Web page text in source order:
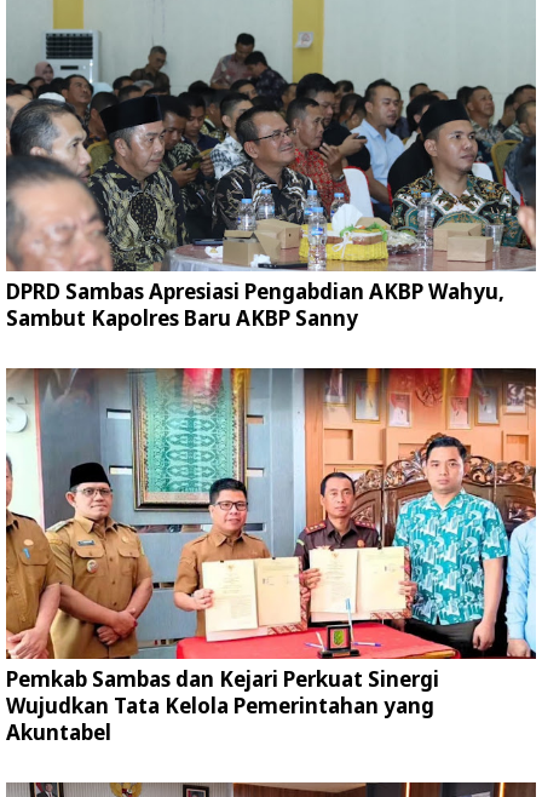
DPRD Sambas Apresiasi Pengabdian AKBP Wahyu,
Sambut Kapolres Baru AKBP Sanny
Pemkab Sambas dan Kejari Perkuat Sinergi
Wujudkan Tata Kelola Pemerintahan yang
Akuntabel